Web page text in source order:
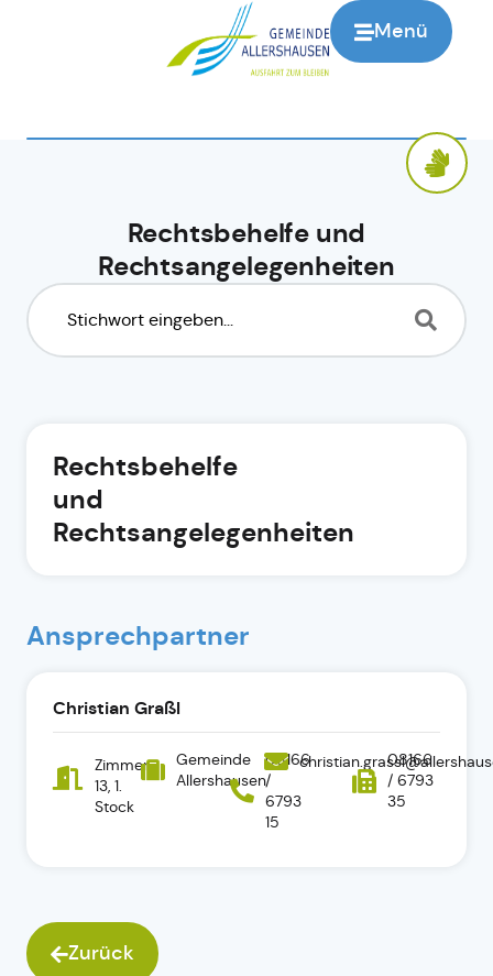
Menü
Rechtsbehelfe und
Rechtsangelegenheiten
Rechtsbehelfe
und
Rechtsangelegenheiten
Ansprechpartner
Christian Graßl
Zimmer
13, 1.
Stock
Gemeinde
Allershausen
08166
/
6793
15
08166
/ 6793
35
Zurück